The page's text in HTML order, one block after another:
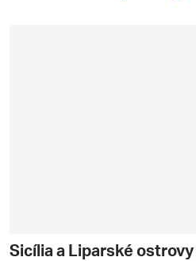
Sicília a Liparské ostrovy